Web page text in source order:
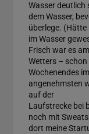
Wasser deutlich
dem Wasser,
überlege.
im Wasser
Frisch war es
Wetters –
Wochenendes
angenehmsten
auf der
Laufstrecke bei
noch mit
dort meine